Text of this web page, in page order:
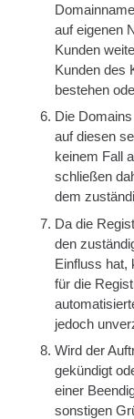
auf eigenen
Kunden
Kunden des
bestehen
Die
auf diesen
keinem Fall
schließen
dem
Da die
den
Einfluss hat,
für die
jedoch
Wird der
gekündigt
einer
sonstigen